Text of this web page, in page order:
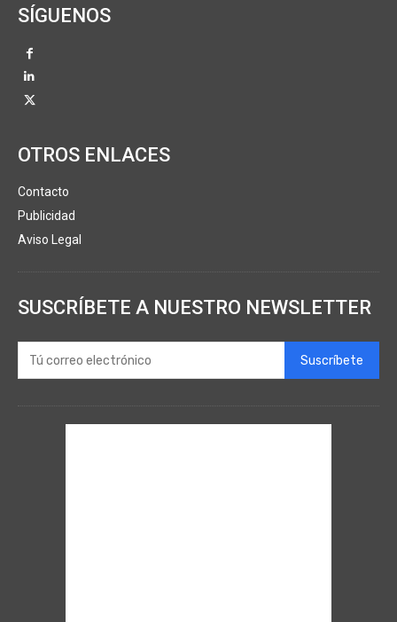
SÍGUENOS
OTROS ENLACES
Contacto
Publicidad
Aviso Legal
SUSCRÍBETE A NUESTRO NEWSLETTER
Suscríbete